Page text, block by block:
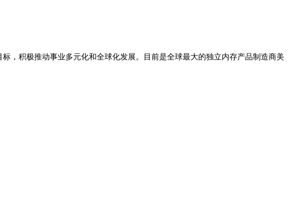
积极推动事业多元化和全球化发展。目前是全球最大的独立内存产品制造商美